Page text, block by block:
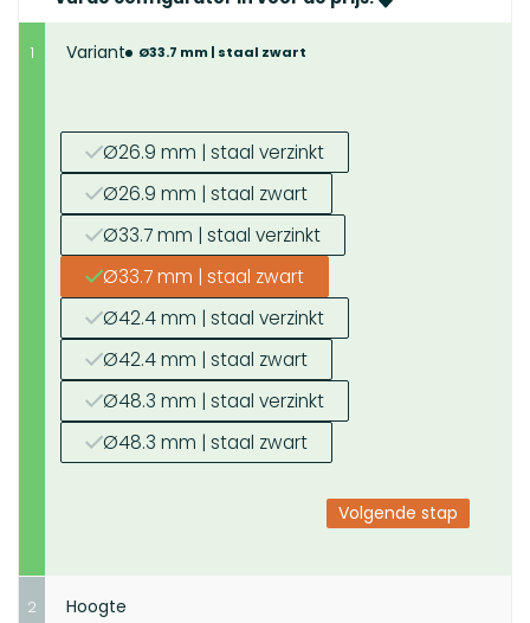
1 Variant Ø33.7 mm | staal zwart
Ø26.9 mm | staal verzinkt
Ø26.9 mm | staal zwart
Ø33.7 mm | staal verzinkt
Ø33.7 mm | staal zwart
Ø42.4 mm | staal verzinkt
Ø42.4 mm | staal zwart
Ø48.3 mm | staal verzinkt
Ø48.3 mm | staal zwart
Volgende stap
2 Hoogte